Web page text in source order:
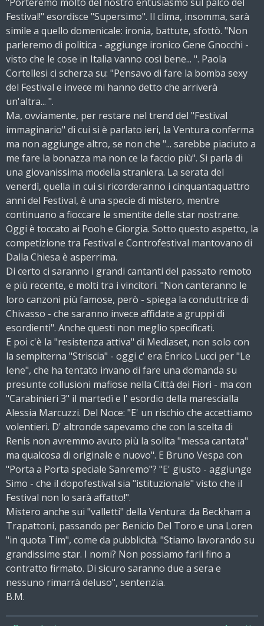
Festival!" esordisce "Supersimo". Il clima, insomma, sarà
simile a quello domenicale: ironia, battute, sfottò. "Non
parleremo di politica - aggiunge ironico Gene Gnocchi -
visto che le cose in Italia vanno così bene... ". Paola
Cortellesi ci scherza su: "Pensavo di fare la bomba sexy
del Festival e invece mi hanno detto che arriverà
un'altra... ".
Ma, ovviamente, per restare nel trend del "Festival
immaginario" di cui si è parlato ieri, la Ventura conferma
ma non aggiunge altro, se non che "... sarebbe piaciuto a
me fare la bonazza ma non ce la faccio più". Si parla di
una giovanissima modella straniera. La serata del
venerdì, quella in cui si ricorderanno i cinquantaquattro
anni del Festival, è una specie di mistero, mentre
continuano a fioccare le smentite delle star nostrane.
Oggi è toccato ai Pooh e Giorgia. Sotto questo aspetto, la
competizione tra Festival e Controfestival mantovano di
Dalla Chiesa è asperrima.
Di certo ci saranno i grandi cantanti del passato remoto
e più recente, e molti tra i vincitori. "Non canteranno le
loro canzoni più famose, però - spiega la conduttrice di
Chivasso - che saranno invece affidate a gruppi di
esordienti". Anche questi non meglio specificati.
E poi c'è la "resistenza attiva" di Mediaset, non solo con
la sempiterna "Striscia" - oggi c' era Enrico Lucci per "Le
Iene", che ha tentato invano di fare una domanda su
presunte collusioni mafiose nella Città dei Fiori - ma con
"Carabinieri 3" il martedì e l' esordio della marescialla
Alessia Marcuzzi. Del Noce: "E' un rischio che accettiamo
volentieri. D' altronde sapevamo che con la scelta di
Renis non avremmo avuto più la solita "messa cantata"
ma qualcosa di originale e nuovo". E Bruno Vespa con
"Porta a Porta speciale Sanremo"? "E' giusto - aggiunge
Simo - che il dopofestival sia "istituzionale" visto che il
Festival non lo sarà affatto!".
Mistero anche sui "valletti" della Ventura: da Beckham a
Trapattoni, passando per Benicio Del Toro e una Loren
"in quota Tim", come da pubblicità. "Stiamo lavorando su
grandissime star. I nomi? Non possiamo farli fino a
contratto firmato. Di sicuro saranno due a sera e
nessuno rimarrà deluso", sentenzia.
B.M.